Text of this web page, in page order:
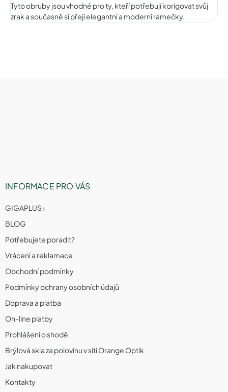
Tyto obruby jsou vhodné pro ty, kteří potřebují korigovat svůj
zrak a současně si přejí elegantní a moderní rámečky.
INFORMACE PRO VÁS
GIGAPLUS+
BLOG
Potřebujete poradit?
Vrácení a reklamace
Obchodní podmínky
Podmínky ochrany osobních údajů
Doprava a platba
On-line platby
Prohlášení o shodě
Brýlová skla za polovinu v síti Orange Optik
Jak nakupovat
Kontakty